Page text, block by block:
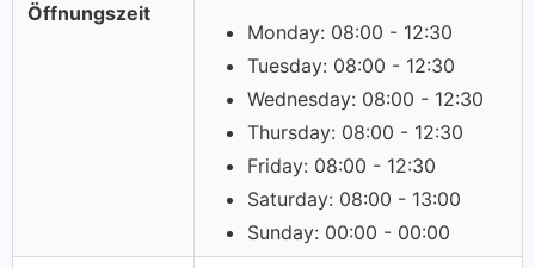
Öffnungszeit
Monday: 08:00 - 12:30
Tuesday: 08:00 - 12:30
Wednesday: 08:00 - 12:30
Thursday: 08:00 - 12:30
Friday: 08:00 - 12:30
Saturday: 08:00 - 13:00
Sunday: 00:00 - 00:00